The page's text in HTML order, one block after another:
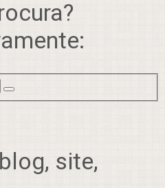
site,